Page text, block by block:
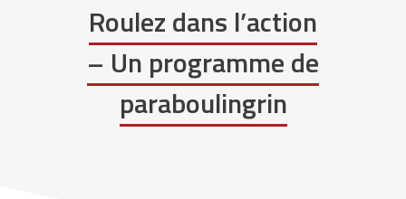
Roulez dans l’action
– Un programme de
paraboulingrin